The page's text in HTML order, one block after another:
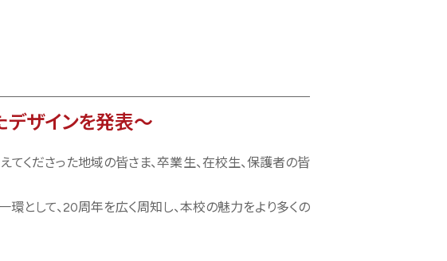
ザインを発表〜
くださった地域の皆さま、卒業生、在校生、保護者の皆
として、20周年を広く周知し、本校の魅力をより多くの